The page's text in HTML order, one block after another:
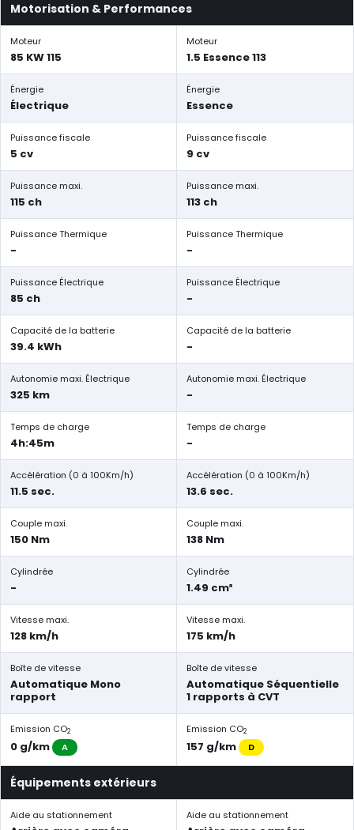
Motorisation & Performances
Moteur
85 KW 115
Moteur
1.5 Essence 113
Énergie
Électrique
Énergie
Essence
Puissance fiscale
5 cv
Puissance fiscale
9 cv
Puissance maxi.
115 ch
Puissance maxi.
113 ch
Puissance Thermique
-
Puissance Thermique
-
Puissance Électrique
85 ch
Puissance Électrique
-
Capacité de la batterie
39.4 kWh
Capacité de la batterie
-
Autonomie maxi. Électrique
325 km
Autonomie maxi. Électrique
-
Temps de charge
4h:45m
Temps de charge
-
Accélération (0 à 100Km/h)
11.5 sec.
Accélération (0 à 100Km/h)
13.6 sec.
Couple maxi.
150 Nm
Couple maxi.
138 Nm
Cylindrée
-
Cylindrée
1.49 cm³
Vitesse maxi.
128 km/h
Vitesse maxi.
175 km/h
Boîte de vitesse
Automatique Mono
rapport
Boîte de vitesse
Automatique Séquentielle
1 rapports à CVT
Emission CO2
0 g/km A
Emission CO2
157 g/km D
Équipements extérieurs
Aide au stationnement Aide au stationnement